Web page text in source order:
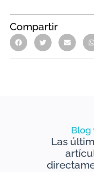
Compartir
Blog
Las